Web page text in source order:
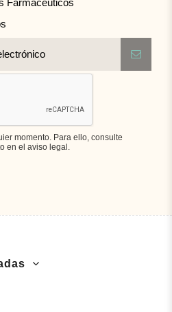
Farmacéuticos
momento. Para ello, consulte
en el aviso legal.